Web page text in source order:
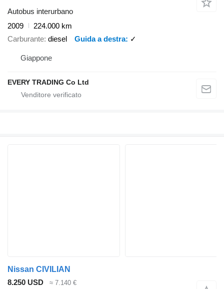
Autobus interurbano
2009
224.000 km
Carburante diesel Guida a destra ✓
Giappone
EVERY TRADING Co Ltd
Nissan CIVILIAN
8.250 USD
≈ 7.140 €